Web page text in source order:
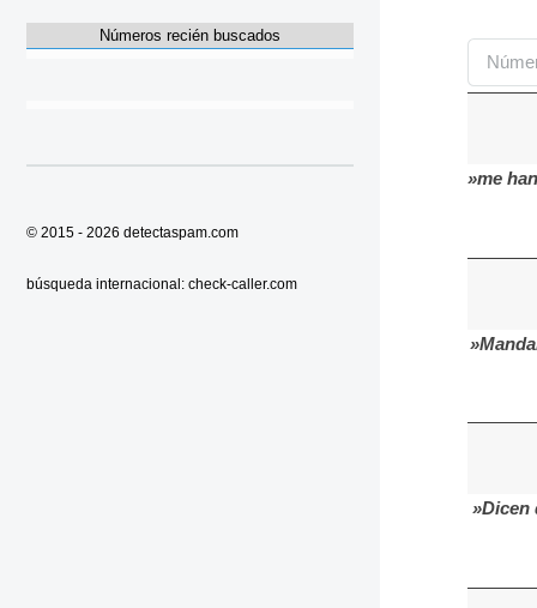
»me
»Dicen
Números recién buscados
© 2015 - 2026 detectaspam.com
búsqueda internacional: check-caller.com